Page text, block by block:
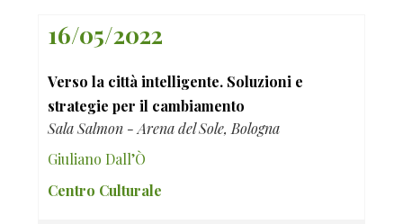
16/05/2022
Verso la città intelligente. Soluzioni e
strategie per il cambiamento
Sala Salmon - Arena del Sole, Bologna
Giuliano Dall’Ò
Centro Culturale